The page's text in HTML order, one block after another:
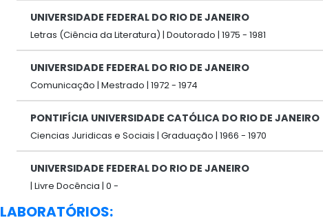
UNIVERSIDADE FEDERAL DO RIO DE JANEIRO
Letras (Ciência da Literatura) | Doutorado | 1975 - 1981
UNIVERSIDADE FEDERAL DO RIO DE JANEIRO
Comunicação | Mestrado | 1972 - 1974
PONTIFÍCIA UNIVERSIDADE CATÓLICA DO RIO DE JANEIRO
Ciencias Juridicas e Sociais | Graduação | 1966 - 1970
UNIVERSIDADE FEDERAL DO RIO DE JANEIRO
| Livre Docência | 0 -
LABORATÓRIOS: